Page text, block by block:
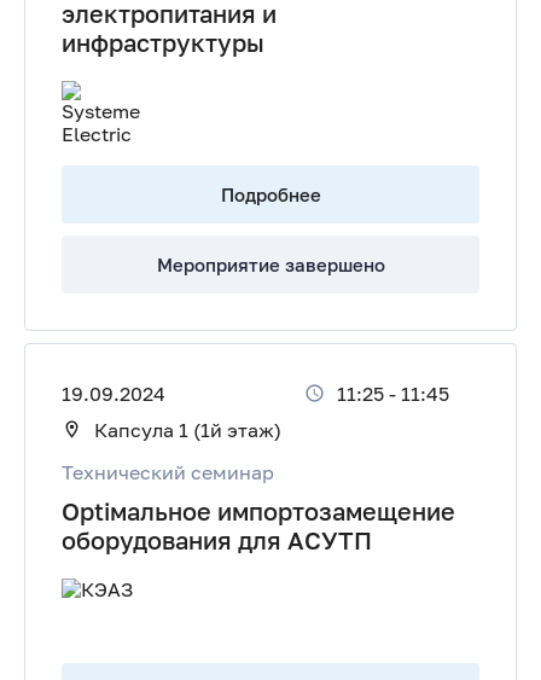
электропитания и
инфраструктуры
Подробнее
Мероприятие завершено
19.09.2024 11:25 - 11:45
Капсула 1 (1й этаж)
Технический семинар
Optiмальное импортозамещение
оборудования для АСУТП